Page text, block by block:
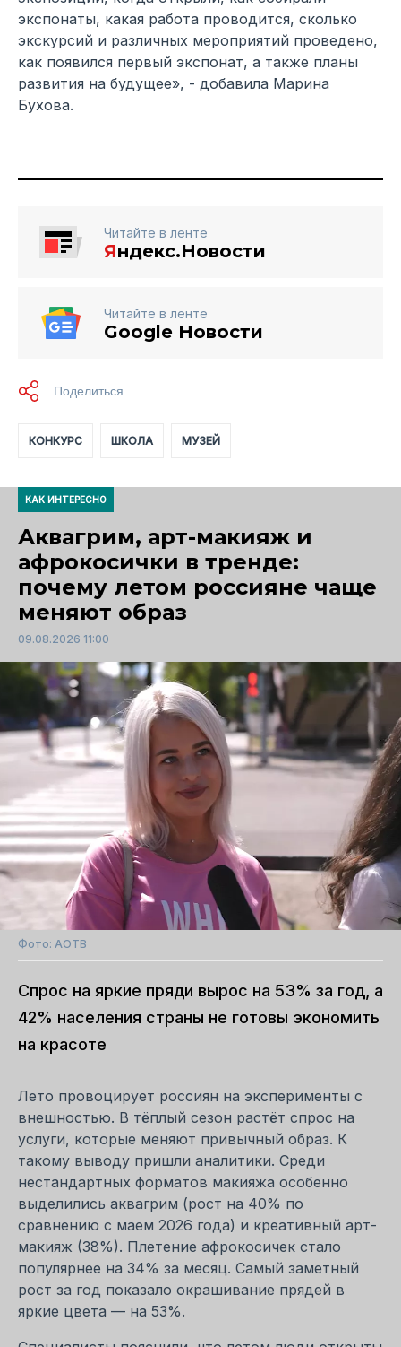
экспонаты, какая работа проводится, сколько
экскурсий и различных мероприятий проведено,
как появился первый экспонат, а также планы
развития на будущее», - добавила Марина
Бухова.
Читайте в ленте
Яндекс.Новости
Читайте в ленте
Google Новости
КОНКУРС ШКОЛА МУЗЕЙ
КАК ИНТЕРЕСНО
Аквагрим, арт-макияж и
афрокосички в тренде:
почему летом россияне чаще
меняют образ
09.08.2026 11:00
Фото: АОТВ
Спрос на яркие пряди вырос на 53% за год, а
42% населения страны не готовы экономить
на красоте
Лето провоцирует россиян на эксперименты с
внешностью. В тёплый сезон растёт спрос на
услуги, которые меняют привычный образ. К
такому выводу пришли аналитики. Среди
нестандартных форматов макияжа особенно
выделились аквагрим (рост на 40% по
сравнению с маем 2026 года) и креативный арт-
макияж (38%). Плетение афрокосичек стало
популярнее на 34% за месяц. Самый заметный
рост за год показало окрашивание прядей в
яркие цвета — на 53%.